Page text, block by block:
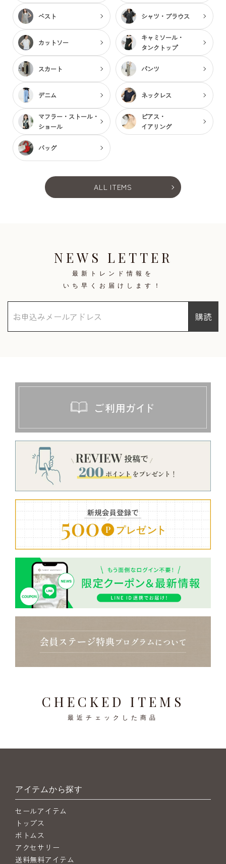
ベスト シャツ・ブラウス
カットソー
キャミソール・
タンクトップ
スカート パンツ
デニム ネックレス
マフラー・ストール・
ショール
ピアス・
イアリング
バッグ
ALL ITEMS
NEWS LETTER
最新トレンド情報を
いち早くお届けします！
CHECKED ITEMS
最近チェックした商品
アイテムから探す
セールアイテム
トップス
ボトムス
アクセサリー
送料無料アイテム